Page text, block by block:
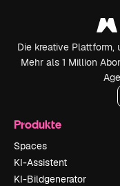
Die kreative
Mehr als 1 Million
Produkte
Spaces
KI-Assistent
KI-Bildgenerator